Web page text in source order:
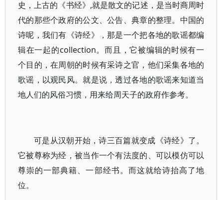
史，上古的《书经》,就是散文的记述，是当时商周时
代的那些个政府的公文、公告、典章的整理。中国的
诗呢，我们有《诗经》，那是一个把各地的歌谣都编
辑在一起的collection。而且，它被编辑的时候有一
个目的，在周朝的时候有采诗之官，他们采集各地的
歌谣，以观民风。就是说，透过各地的歌谣来知道当
地人们的风俗习惯，用来给周天子的政府作参考。
可是从汉朝开始，诗三百篇就变成《诗经》了。
它被尊称为经，被当作一个有法度的、可以模仿可以
尊崇的一部典籍、一部经书。而这就给诗抬高了地
位。